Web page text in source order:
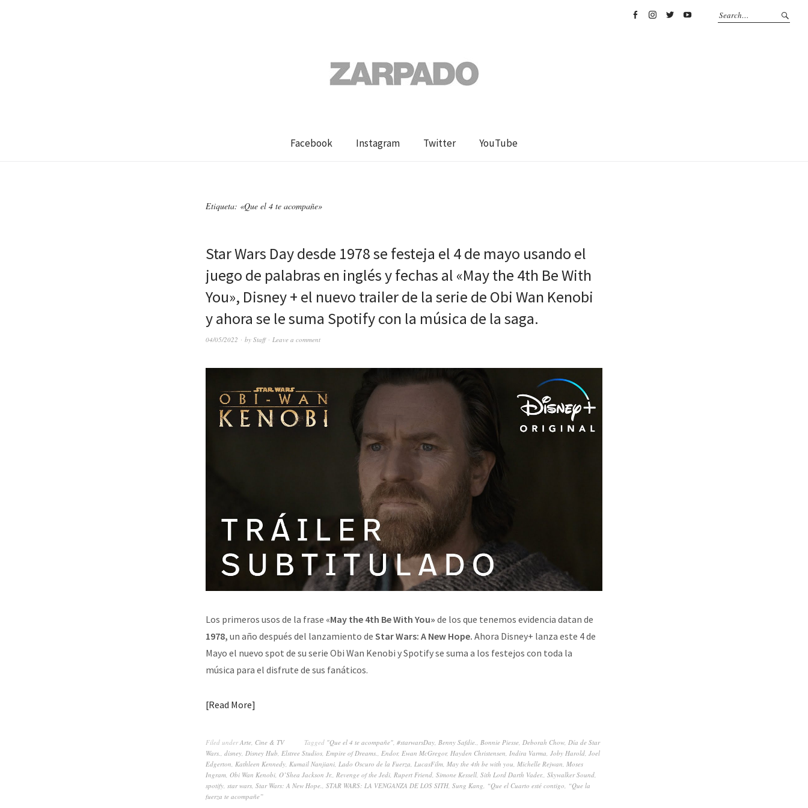
Facebook Instagram Twitter YouTube
Etiqueta: «Que el 4 te acompañe»
Star Wars Day desde 1978 se festeja el 4 de mayo usando el
juego de palabras en inglés y fechas al «May the 4th Be With
You», Disney + el nuevo trailer de la serie de Obi Wan Kenobi
y ahora se le suma Spotify con la música de la saga.
04/05/2022 by Staff Leave a comment
Los primeros usos de la frase «May the 4th Be With You» de los que tenemos evidencia datan de
1978, un año después del lanzamiento de Star Wars: A New Hope. Ahora Disney+ lanza este 4 de
Mayo el nuevo spot de su serie Obi Wan Kenobi y Spotify se suma a los festejos con toda la
música para el disfrute de sus fanáticos.
Read More
Filed underArte, Cine & TV Tagged "Que el 4 te acompañe", #starwarsDay, Benny Safdie., Bonnie Piesse, Deborah Chow, Día de Star
Wars., disney, Disney Hub, Elstree Studios, Empire of Dreams., Endor, Ewan McGregor, Hayden Christensen, Indira Varma, Joby Harold, Joel
Edgerton, Kathleen Kennedy, Kumail Nanjiani, Lado Oscuro de la Fuerza, LucasFilm, May the 4th be with you, Michelle Rejwan, Moses
Ingram, Obi Wan Kenobi, O’Shea Jackson Jr., Revenge of the Jedi, Rupert Friend, Simone Kessell, Sith Lord Darth Vader., Skywalker Sound,
spotify, star wars, Star Wars: A New Hope., STAR WARS: LA VENGANZA DE LOS SITH, Sung Kang, “Que el Cuarto esté contigo, “Que la
fuerza te acompañe”